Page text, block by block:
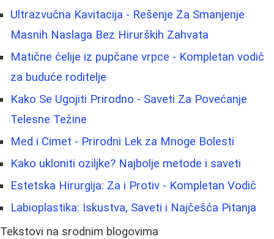
Ultrazvučna Kavitacija - Rešenje Za Smanjenje
Masnih Naslaga Bez Hirurških Zahvata
Matične ćelije iz pupčane vrpce - Kompletan vodič
za buduće roditelje
Kako Se Ugojiti Prirodno - Saveti Za Povećanje
Telesne Težine
Med i Cimet - Prirodni Lek za Mnoge Bolesti
Kako ukloniti oziljke? Najbolje metode i saveti
Estetska Hirurgija: Za i Protiv - Kompletan Vodič
Labioplastika: Iskustva, Saveti i Najčešća Pitanja
Tekstovi na srodnim blogovima